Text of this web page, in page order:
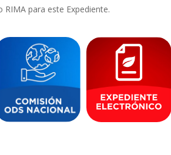
para este Expediente.